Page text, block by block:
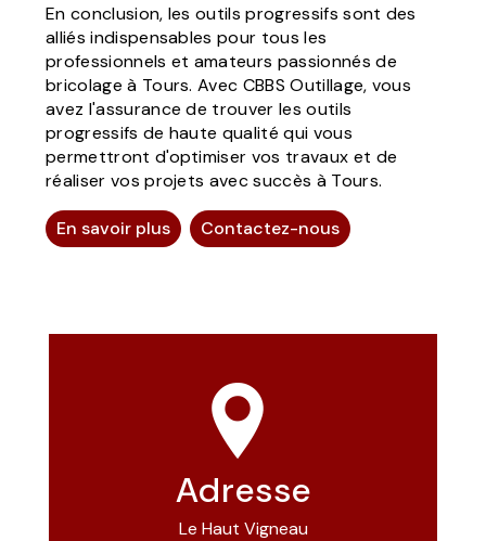
En conclusion, les outils progressifs sont des
alliés indispensables pour tous les
professionnels et amateurs passionnés de
bricolage à Tours. Avec CBBS Outillage, vous
avez l'assurance de trouver les outils
progressifs de haute qualité qui vous
permettront d'optimiser vos travaux et de
réaliser vos projets avec succès à Tours.
En savoir plus Contactez-nous
Adresse
Le Haut Vigneau